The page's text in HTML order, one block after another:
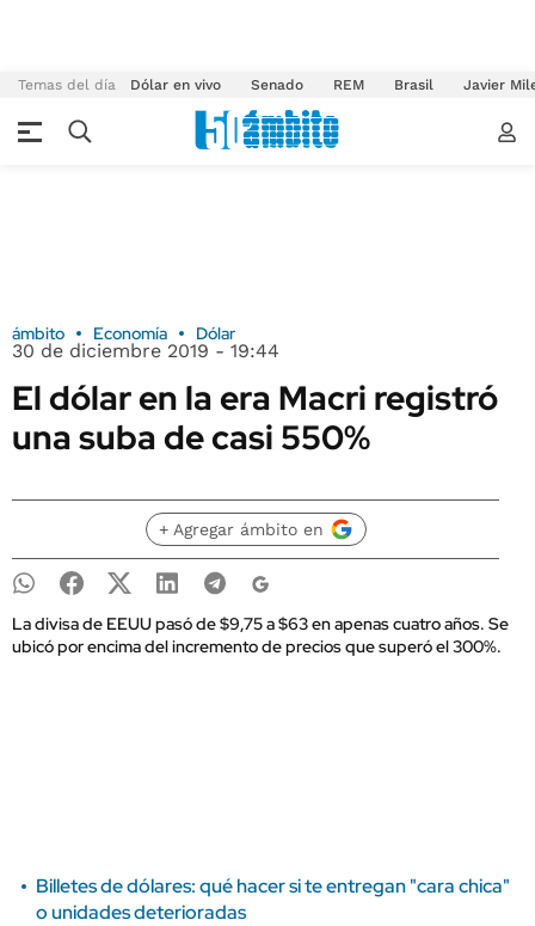
Temas del día Dólar en vivo Senado REM Brasil Javier
ámbito Economía Dólar
30 de diciembre 2019 - 19:44
El dólar en la era Macri registró
una suba de casi 550%
+ Agregar ámbito en
La divisa de EEUU pasó de $9,75 a $63 en apenas cuatro años. Se
ubicó por encima del incremento de precios que superó el 300%.
Billetes de dólares: qué hacer si te entregan "cara chica"
o unidades deterioradas